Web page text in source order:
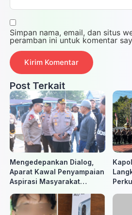
Simpan nama, email, dan situs
peramban ini untuk komentar
Post Terkait
Mengedepankan Dialog,
Aparat Kawal Penyampaian
Aspirasi Masyarakat
Timur